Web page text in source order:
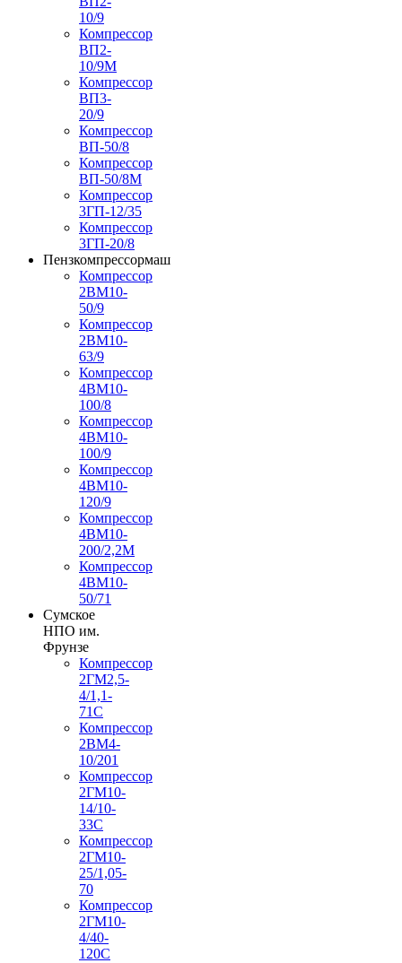
10/9
Компрессор
ВП2-
10/9М
Компрессор
ВП3-
20/9
Компрессор
ВП-50/8
Компрессор
ВП-50/8М
Компрессор
3ГП-12/35
Компрессор
3ГП-20/8
Пензкомпрессормаш
Компрессор
2ВМ10-
50/9
Компрессор
2ВМ10-
63/9
Компрессор
4ВМ10-
100/8
Компрессор
4ВМ10-
100/9
Компрессор
4ВМ10-
120/9
Компрессор
4ВМ10-
200/2,2М
Компрессор
4ВМ10-
50/71
Сумское
НПО им.
Фрунзе
Компрессор
2ГМ2,5-
4/1,1-
71С
Компрессор
2ВМ4-
10/201
Компрессор
2ГМ10-
14/10-
33С
Компрессор
2ГМ10-
25/1,05-
70
Компрессор
2ГМ10-
4/40-
120С